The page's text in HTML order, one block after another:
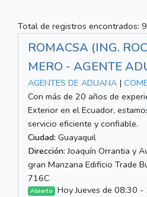
Total de registros encontrados: 9
ROMACSA (ING.
MERO - AGENTE
AGENTES DE ADUANA |
Con más de 20 años de
Exterior en el Ecuador,
servicio eficiente y confiable.
Ciudad: Guayaquil
Dirección: Joaquín Orrantia y
gran Manzana Edificio Trade
716C
Abierto Hoy Jueves de 08:30 -